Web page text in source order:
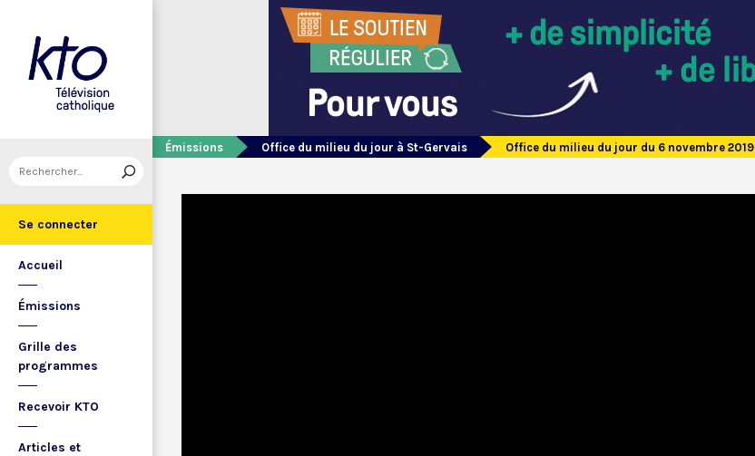
Se connecter
Accueil
Émissions
Grille des
programmes
Recevoir KTO
Articles et
Émissions Office du milieu du jour à St-Gervais Office du milieu du jour du 6 novembre 2019